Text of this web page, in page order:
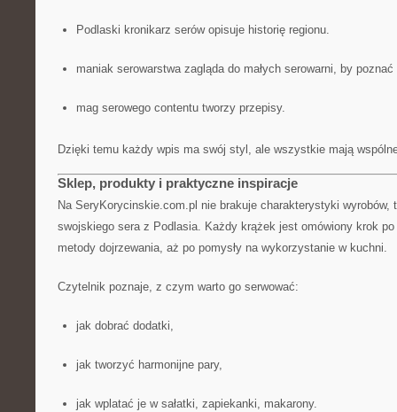
Podlaski kronikarz serów opisuje historię regionu.
maniak serowarstwa zagląda do małych serowarni, by
mag serowego contentu tworzy przepisy.
Dzięki temu każdy wpis ma swój styl, ale wszystkie mają
Sklep, produkty i praktyczne inspiracje
Na SeryKorycinskie.com.pl nie brakuje charakterystyki wyrobów,
swojskiego sera z Podlasia. Każdy krążek jest omówiony krok
metody dojrzewania, aż po pomysły na wykorzystanie w kuchni.
Czytelnik poznaje, z czym warto go serwować:
jak dobrać dodatki,
jak tworzyć harmonijne pary,
jak wplatać je w sałatki, zapiekanki, makarony.